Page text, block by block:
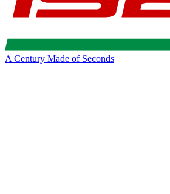
A Century Made of Seconds